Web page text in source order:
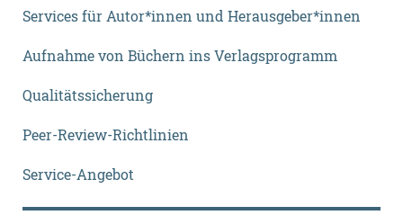
Services für Autor*innen und Herausgeber*innen
Aufnahme von Büchern ins Verlagsprogramm
Qualitätssicherung
Peer-Review-Richtlinien
Service-Angebot